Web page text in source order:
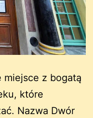
miejsce z bogatą
które
Nazwa Dwór